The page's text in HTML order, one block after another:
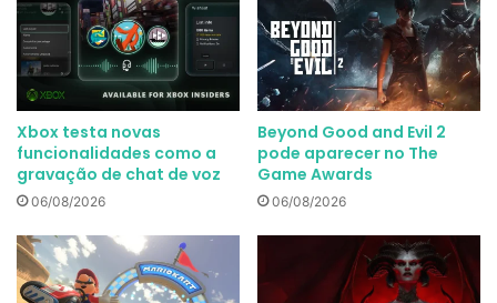
Xbox testa novas
funcionalidades como a
gravação de chat de voz
06/08/2026
Beyond Good and Evil 2
pode aparecer no The
Game Awards
06/08/2026